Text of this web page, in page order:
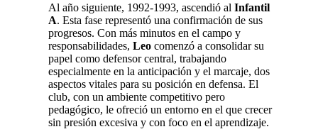
Al año siguiente, 1992-1993, ascendió al Infantil
A. Esta fase representó una confirmación de sus
progresos. Con más minutos en el campo y
responsabilidades, Leo comenzó a consolidar su
papel como defensor central, trabajando
especialmente en la anticipación y el marcaje, dos
aspectos vitales para su posición en defensa. El
club, con un ambiente competitivo pero
pedagógico, le ofreció un entorno en el que crecer
sin presión excesiva y con foco en el aprendizaje.